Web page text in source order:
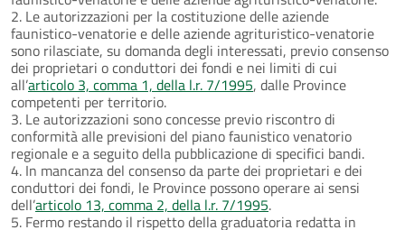
2. Le autorizzazioni per la costituzione delle aziende
faunistico-venatorie e delle aziende agrituristico-venatorie
sono rilasciate, su domanda degli interessati, previo consenso
dei proprietari o conduttori dei fondi e nei limiti di cui
all’articolo 3, comma 1, della l.r. 7/1995, dalle Province
competenti per territorio.
3. Le autorizzazioni sono concesse previo riscontro di
conformità alle previsioni del piano faunistico venatorio
regionale e a seguito della pubblicazione di specifici bandi.
4. In mancanza del consenso da parte dei proprietari e dei
conduttori dei fondi, le Province possono operare ai sensi
dell’articolo 13, comma 2, della l.r. 7/1995.
5. Fermo restando il rispetto della graduatoria redatta in